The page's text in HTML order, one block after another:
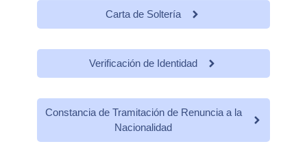
Carta de Soltería
Verificación de Identidad
Constancia de Tramitación de Renuncia a la
Nacionalidad